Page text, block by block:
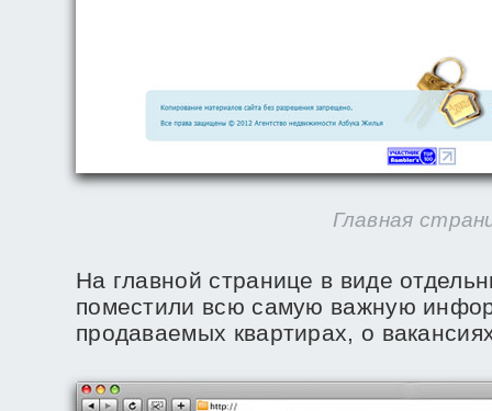
Главная
На главной странице в виде
поместили всю самую важную
продаваемых квартирах, о